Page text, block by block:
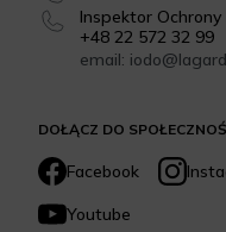
DOŁĄCZ DO
Facebook
Youtube
Inspektor
+48 22 572 32 99
email: